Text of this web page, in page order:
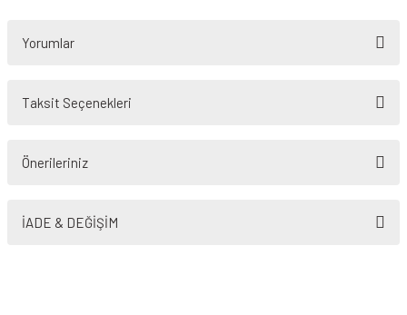
Yorumlar
Taksit Seçenekleri
Önerileriniz
yetersiz gördüğünüz noktaları öneri formunu kullanarak tarafımıza
İADE & DEĞİŞİM